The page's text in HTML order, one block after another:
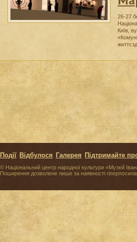
26-27
Київ,
© Національний центр народної культури «Музей
Поширення дозволене лише за наявності
Події Відбулося Галерея Підтримайте